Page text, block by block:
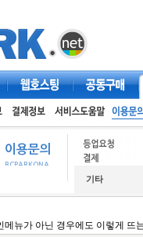
웹호스팅 공동구매
기타
메뉴가 아닌 경우에도 이렇게 뜨